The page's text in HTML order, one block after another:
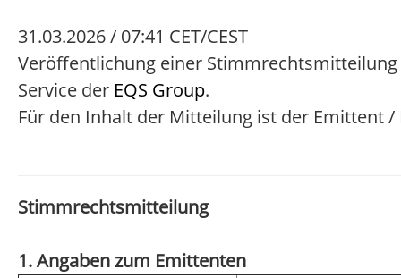
31.03.2026 / 07:41 CET/CEST
Veröffentlichung einer
Service der EQS Group.
Für den Inhalt der Mitteilung ist der Emittent
Stimmrechtsmitteilung
1. Angaben zum Emittenten